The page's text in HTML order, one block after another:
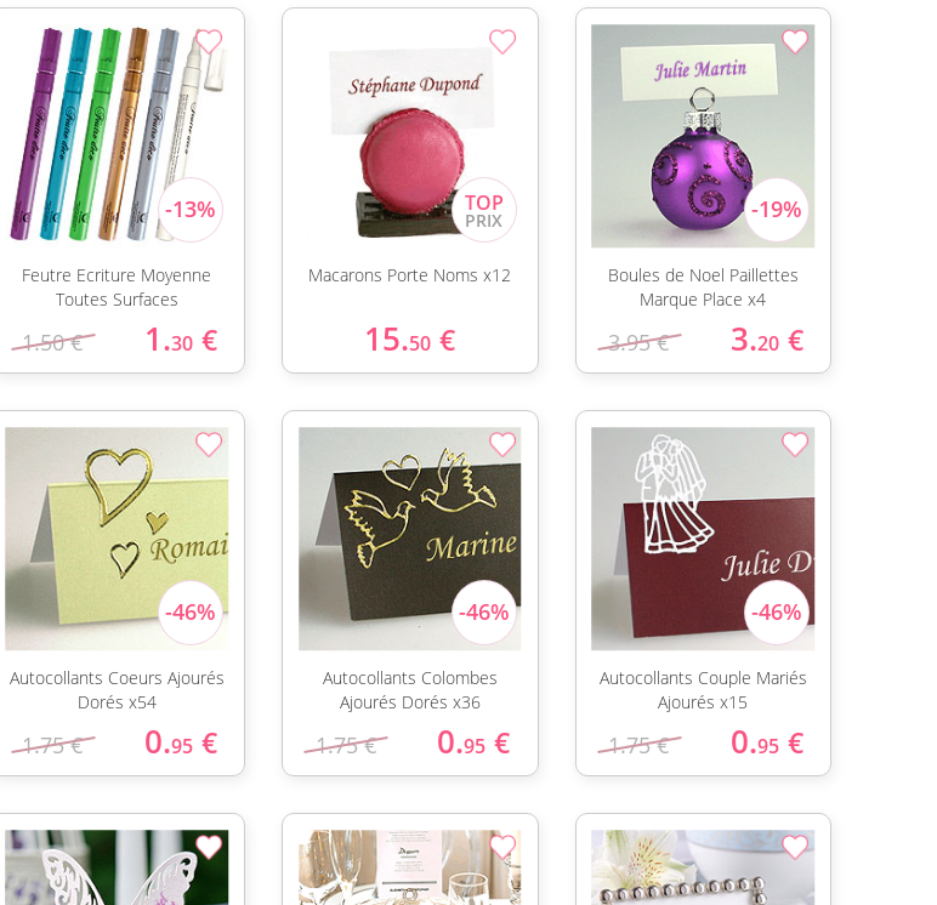
Feutre Ecriture Moyenne
Toutes Surfaces
1.50 € 1.30 €
Macarons Porte Noms x12
15.50 €
Boules de Noel Paillettes
Marque Place x4
3.95 € 3.20 €
Autocollants Coeurs Ajourés
Dorés x54
1.75 € 0.95 €
Autocollants Colombes
Ajourés Dorés x36
1.75 € 0.95 €
Autocollants Couple Mariés
Ajourés x15
1.75 € 0.95 €